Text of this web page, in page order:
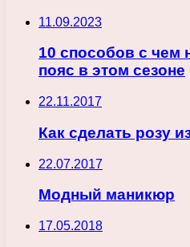
11.09.2023
10 способов с чем
пояс в этом сезоне
22.11.2017
Как сделать розу
22.07.2017
Модный маникюр
17.05.2018